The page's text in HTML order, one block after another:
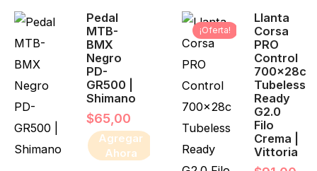
página
de
producto
Pedal
MTB-
BMX
Negro
PD-
GR500 |
Shimano
$65,00
Agregar
Ahora
¡Oferta!
Llanta
Corsa
PRO
Control
700x28c
Tubeless
Ready
G2.0
Filo
Crema |
Vittoria